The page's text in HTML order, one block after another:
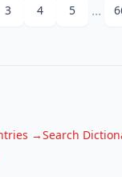
3 4 5 ...
→Search